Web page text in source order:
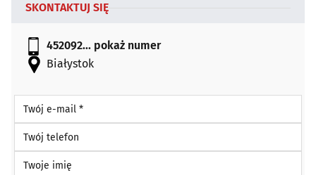
SKONTAKTUJ SIĘ
452092... pokaż numer
Białystok